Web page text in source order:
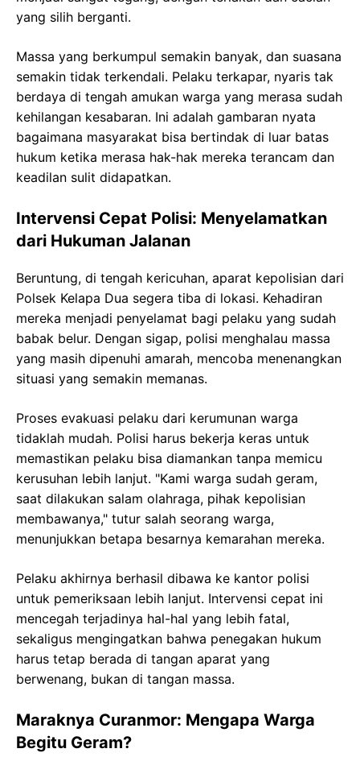
yang silih berganti.
Massa yang berkumpul semakin banyak, dan suasana
semakin tidak terkendali. Pelaku terkapar, nyaris tak
berdaya di tengah amukan warga yang merasa sudah
kehilangan kesabaran. Ini adalah gambaran nyata
bagaimana masyarakat bisa bertindak di luar batas
hukum ketika merasa hak-hak mereka terancam dan
keadilan sulit didapatkan.
Intervensi Cepat Polisi: Menyelamatkan
dari Hukuman Jalanan
Beruntung, di tengah kericuhan, aparat kepolisian dari
Polsek Kelapa Dua segera tiba di lokasi. Kehadiran
mereka menjadi penyelamat bagi pelaku yang sudah
babak belur. Dengan sigap, polisi menghalau massa
yang masih dipenuhi amarah, mencoba menenangkan
situasi yang semakin memanas.
Proses evakuasi pelaku dari kerumunan warga
tidaklah mudah. Polisi harus bekerja keras untuk
memastikan pelaku bisa diamankan tanpa memicu
kerusuhan lebih lanjut. "Kami warga sudah geram,
saat dilakukan salam olahraga, pihak kepolisian
membawanya," tutur salah seorang warga,
menunjukkan betapa besarnya kemarahan mereka.
Pelaku akhirnya berhasil dibawa ke kantor polisi
untuk pemeriksaan lebih lanjut. Intervensi cepat ini
mencegah terjadinya hal-hal yang lebih fatal,
sekaligus mengingatkan bahwa penegakan hukum
harus tetap berada di tangan aparat yang
berwenang, bukan di tangan massa.
Maraknya Curanmor: Mengapa Warga
Begitu Geram?